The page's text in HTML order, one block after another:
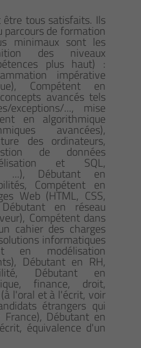
tous satisfaits. Ils
parcours de formation
minimaux sont les
des niveaux
plus haut) :
impérative
Compétent en
avancés tels
exceptions/..., mise
en algorithmique
avancées),
des ordinateurs,
de données
et SQL,
...), Débutant en
Compétent en
Web (HTML, CSS,
en réseau
Compétent dans
cahier des charges
informatiques
en modélisation
Débutant en RH,
Débutant en
finance, droit,
l'oral et à l'écrit, voir
étrangers qui
Débutant en
équivalence d'un